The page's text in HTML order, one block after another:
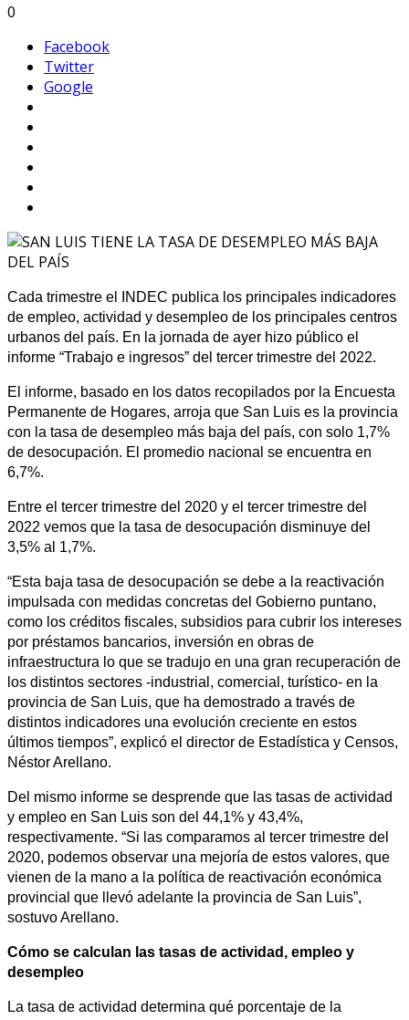
0
Facebook
Twitter
Google
Cada trimestre el INDEC publica los principales indicadores
de empleo, actividad y desempleo de los principales centros
urbanos del país. En la jornada de ayer hizo público el
informe “Trabajo e ingresos” del tercer trimestre del 2022.
El informe, basado en los datos recopilados por la Encuesta
Permanente de Hogares, arroja que San Luis es la provincia
con la tasa de desempleo más baja del país, con solo 1,7%
de desocupación. El promedio nacional se encuentra en
6,7%.
Entre el tercer trimestre del 2020 y el tercer trimestre del
2022 vemos que la tasa de desocupación disminuye del
3,5% al 1,7%.
“Esta baja tasa de desocupación se debe a la reactivación
impulsada con medidas concretas del Gobierno puntano,
como los créditos fiscales, subsidios para cubrir los intereses
por préstamos bancarios, inversión en obras de
infraestructura lo que se tradujo en una gran recuperación de
los distintos sectores -industrial, comercial, turístico- en la
provincia de San Luis, que ha demostrado a través de
distintos indicadores una evolución creciente en estos
últimos tiempos”, explicó el director de Estadística y Censos,
Néstor Arellano.
Del mismo informe se desprende que las tasas de actividad
y empleo en San Luis son del 44,1% y 43,4%,
respectivamente. “Si las comparamos al tercer trimestre del
2020, podemos observar una mejoría de estos valores, que
vienen de la mano a la política de reactivación económica
provincial que llevó adelante la provincia de San Luis”,
sostuvo Arellano.
Cómo se calculan las tasas de actividad, empleo y
desempleo
La tasa de actividad determina qué porcentaje de la